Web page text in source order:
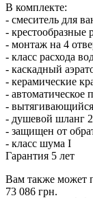
В комплекте:
- смеситель для
- крестообразные
- монтаж на 4
- класс расхода
- каскадный
- керамические
- автоматическое
-
- душевой шланг
- защищен от
- класс шума I
Гарантия 5 лет
Вам также может
73 086 грн.